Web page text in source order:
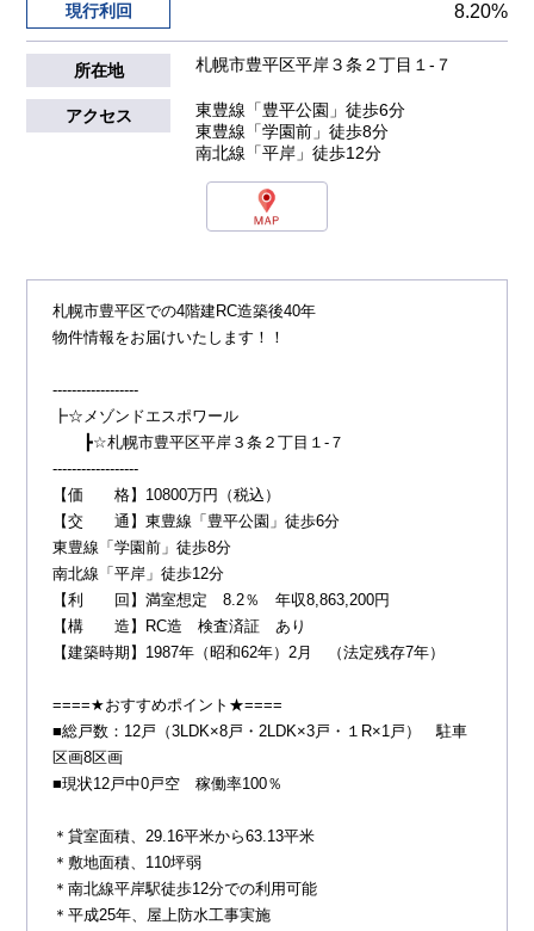
現行利回 8.20%
所在地 札幌市豊平区平岸３条２丁目１-７
アクセス
東豊線「豊平公園」徒歩6分
東豊線「学園前」徒歩8分
南北線「平岸」徒歩12分
札幌市豊平区での4階建RC造築後40年
物件情報をお届けいたします！！
------------------
┣☆メゾンドエスポワール
┣☆札幌市豊平区平岸３条２丁目１-７
------------------
【価 格】10800万円（税込）
【交 通】東豊線「豊平公園」徒歩6分
東豊線「学園前」徒歩8分
南北線「平岸」徒歩12分
【利 回】満室想定 8.2％ 年収8,863,200円
【構 造】RC造 検査済証 あり
【建築時期】1987年（昭和62年）2月 （法定残存7年）
====★おすすめポイント★====
■総戸数：12戸（3LDK×8戸・2LDK×3戸・１R×1戸） 駐車
区画8区画
■現状12戸中0戸空 稼働率100％
＊貸室面積、29.16平米から63.13平米
＊敷地面積、110坪弱
＊南北線平岸駅徒歩12分での利用可能
＊平成25年、屋上防水工事実施